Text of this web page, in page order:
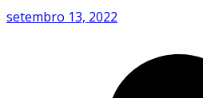
setembro 13, 2022